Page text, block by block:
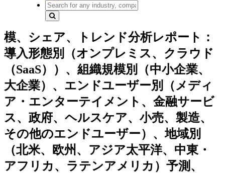
模、シェア、トレンド分析レポート：
導入形態別（オンプレミス、クラウド
（SaaS））、組織規模別（中小企業、
大企業）、エンドユーザー別（メディ
ア・エンターテイメント、金融サービ
ス、政府、ヘルスケア、小売、製造、
その他のエンドユーザー）、地域別
（北米、欧州、アジア太平洋、中東・
アフリカ、ラテンアメリカ）予測、